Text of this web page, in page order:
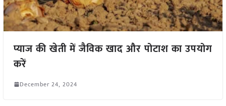
प्याज की खेती में जैविक खाद और पोटाश का उपयोग
करें
December 24, 2024